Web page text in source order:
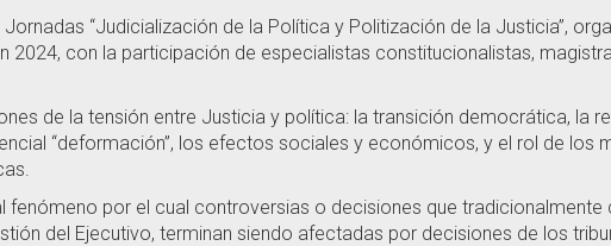
“Judicialización de la Política y Politización de la Justicia”,
2024, con la participación de especialistas constitucionalistas,
de la tensión entre Justicia y política: la transición democrática, la
“deformación”, los efectos sociales y económicos, y el rol de los
fenómeno por el cual controversias o decisiones que
del Ejecutivo, terminan siendo afectadas por decisiones de los